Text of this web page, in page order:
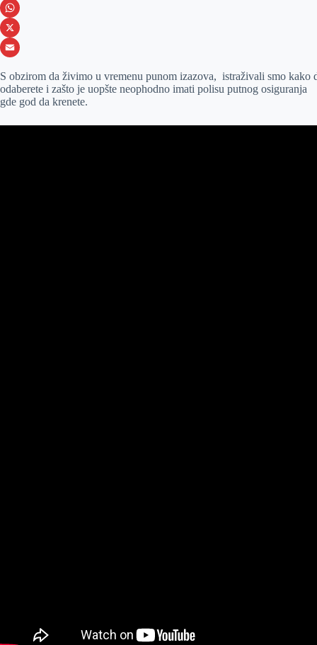
e
b
o
k
s
s
e
g
e
r
i
n
k
d
I
n
V
i
b
r
W
h
t
s
A
X
m
a
i
S obzirom da živimo u vremenu punom izazova, istraživali smo kako
odaberete i zašto je uopšte neophodno imati polisu putnog osiguranja
gde god da krenete.